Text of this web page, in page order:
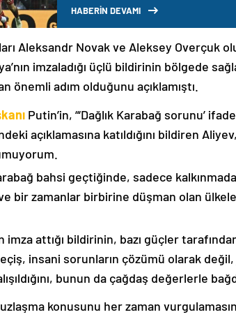
HABERİN DEVAMI
Aleksandr Novak ve Aleksey Overçuk
imzaladığı üçlü bildirinin bölgede
önemli adım olduğunu açıklamıştı.
Putin’in, “‘Dağlık Karabağ sorunu’
açıklamasına katıldığını bildiren
bahsi geçtiğinde, sadece
ve bir zamanlar birbirine düşman olan
imza attığı bildirinin, bazı güçler
insani sorunların çözümü olarak
bunun da çağdaş değerlerle
konusunu her zaman